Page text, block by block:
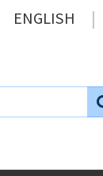
ENGLISH